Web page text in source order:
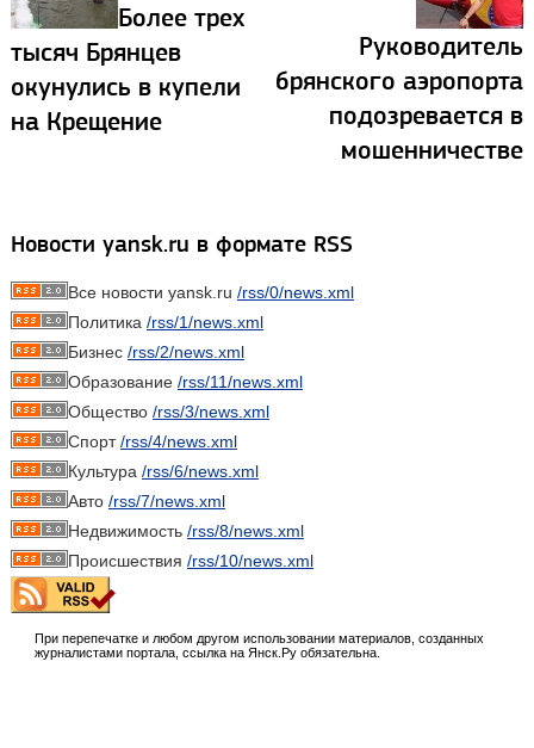
Более трех
тысяч Брянцев
окунулись в купели
на Крещение
Руководитель
брянского аэропорта
подозревается в
мошенничестве
Новости yansk.ru в формате RSS
Все новости yansk.ru /rss/0/news.xml
Политика /rss/1/news.xml
Бизнес /rss/2/news.xml
Образование /rss/11/news.xml
Общество /rss/3/news.xml
Спорт/rss/4/news.xml
Культура /rss/6/news.xml
Авто /rss/7/news.xml
Недвижимость /rss/8/news.xml
Происшествия /rss/10/news.xml
При перепечатке и любом другом использовании материалов, созданных
журналистами портала, ссылка на Янск.Ру обязательна.